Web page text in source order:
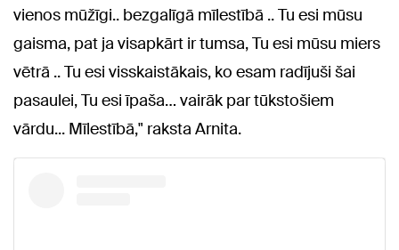
vienos mūžīgi.. bezgalīgā mīlestībā .. Tu esi mūsu
gaisma, pat ja visapkārt ir tumsa, Tu esi mūsu miers
vētrā .. Tu esi visskaistākais, ko esam radījuši šai
pasaulei, Tu esi īpaša… vairāk par tūkstošiem
vārdu... Mīlestībā," raksta Arnita.